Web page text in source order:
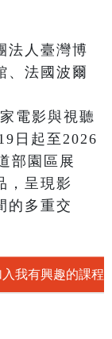
法人臺灣博
、法國波爾
電影與視聽
日起至2026
部園區展
，呈現影
的多重交
入我有興趣的課程